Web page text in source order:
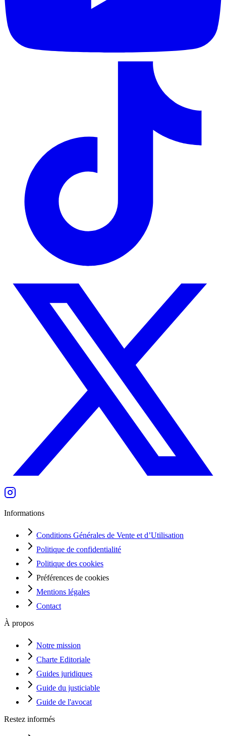
Informations
Conditions Générales de Vente et d’Utilisation
Politique de confidentialité
Politique des cookies
Préférences de cookies
Mentions légales
Contact
À propos
Notre mission
Charte Editoriale
Guides juridiques
Guide du justiciable
Guide de l'avocat
Restez informés